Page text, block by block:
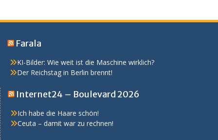
Farala
KI-Bilder: Wie weit ist die Maschine wirklich?
Der Reichstag in Berlin brennt!
Internet24 – Boulevard 2026
Ich habe die Haare schön!
Ceuta – damit war zu rechnen!